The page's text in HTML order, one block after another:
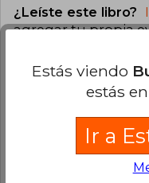
¿Leíste este libro?
agregar tu propia
Estás viendo
estás en
Ir a